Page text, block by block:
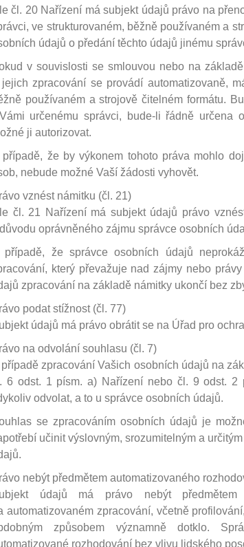
čl. 20 Nařízení má subjekt údajů právo na
ve strukturovaném, běžně používaném a
údajů o předání těchto údajů jinému
v souvislosti se smlouvou nebo na
zpracování se provádí automatizovaně,
používaném a strojově čitelném formátu.
určenému správci, bude-li řádně určena
ji autorizovat.
že by výkonem tohoto práva mohlo
nebude možné Vaší žádosti vyhovět.
vznést námitku (čl. 21)
čl. 21 Nařízení má subjekt údajů právo
oprávněného zájmu správce osobních
případě, že správce osobních údajů
který převažuje nad zájmy nebo
zpracování na základě námitky ukončí bez
podat stížnost (čl. 77)
údajů má právo obrátit se na Úřad pro
na odvolání souhlasu (čl. 7)
zpracování Vašich osobních údajů na
6 odst. 1 písm. a) Nařízení nebo čl. 9 odst. 2
odvolat, a to u správce osobních údajů.
se zpracováním osobních údajů je
učinit výslovným, srozumitelným a
nebýt předmětem automatizovaného
údajů má právo nebýt předmětem
automatizovaném zpracování, včetně
způsobem významně dotklo.
rozhodování bez vlivu lidského